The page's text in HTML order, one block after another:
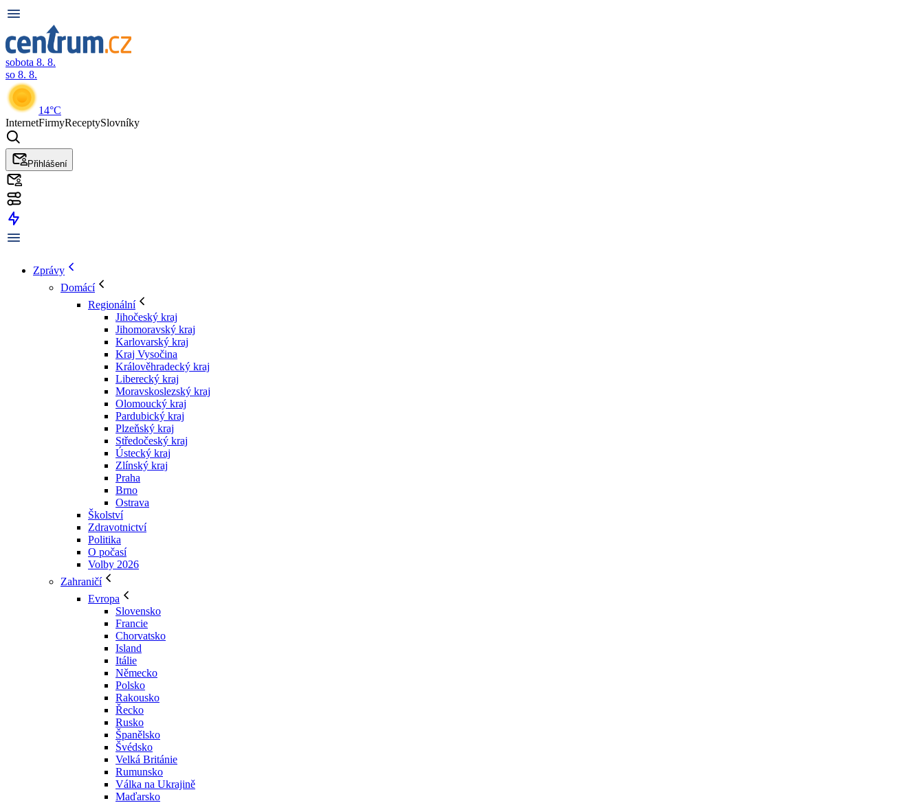
sobota 8. 8.
so 8. 8.
14°C
InternetFirmyReceptySlovníky
Přihlášení
Zprávy
Domácí
Regionální
Jihočeský kraj
Jihomoravský kraj
Karlovarský kraj
Kraj Vysočina
Králověhradecký kraj
Liberecký kraj
Moravskoslezský kraj
Olomoucký kraj
Pardubický kraj
Plzeňský kraj
Středočeský kraj
Ústecký kraj
Zlínský kraj
Praha
Brno
Ostrava
Školství
Zdravotnictví
Politika
O počasí
Volby 2026
Zahraničí
Evropa
Slovensko
Francie
Chorvatsko
Island
Itálie
Německo
Polsko
Rakousko
Řecko
Rusko
Španělsko
Švédsko
Velká Británie
Rumunsko
Válka na Ukrajině
Maďarsko